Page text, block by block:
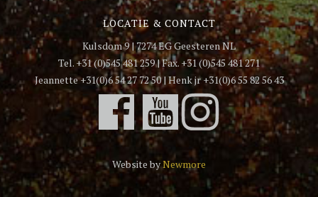
LOCATIE & CONTACT
Kulsdom 9 | 7274 EG Geesteren NL
Tel. +31 (0)545 481 259 | Fax. +31 (0)545 481 271
Jeannette +31(0)6 54 27 72 50 | Henk jr +31(0)6 55 82 56 43
Website byNewmore